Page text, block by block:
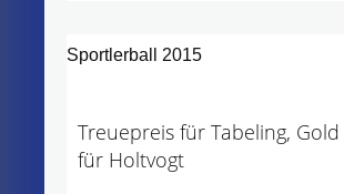
Sportlerball 2015
Treuepreis für Tabeling, Gold
für Holtvogt